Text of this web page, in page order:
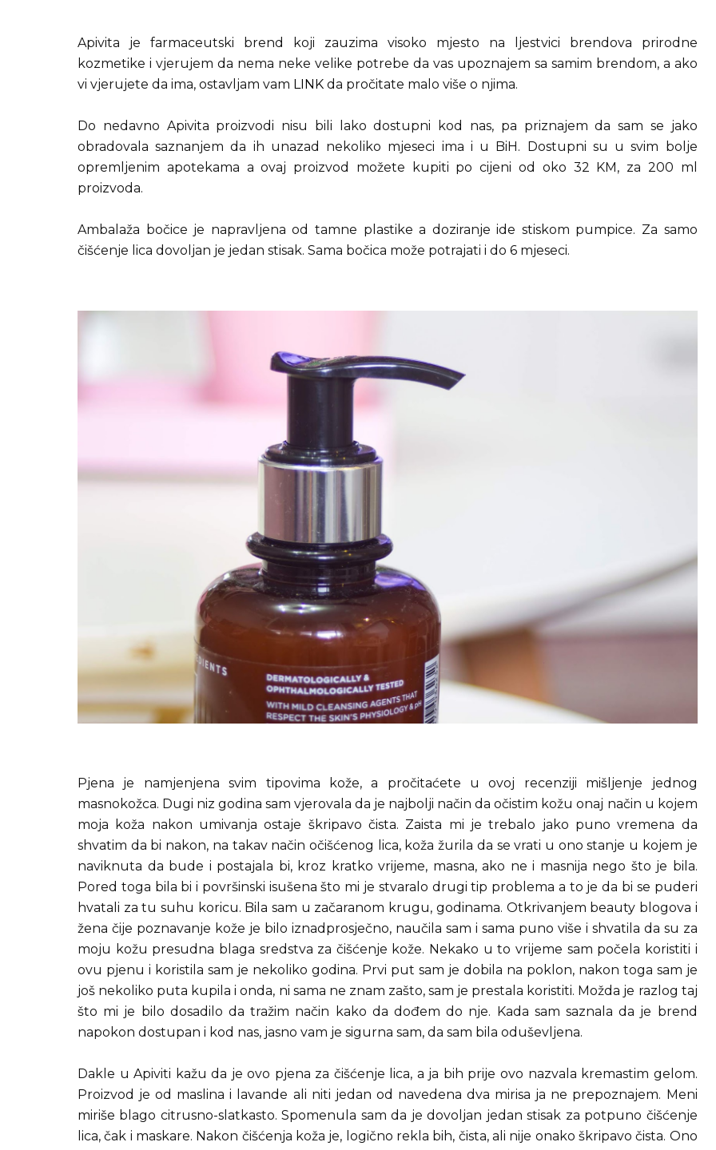
Apivita je farmaceutski brend koji zauzima visoko mjesto na ljestvici brendova prirodne
kozmetike i vjerujem da nema neke velike potrebe da vas upoznajem sa samim brendom, a ako
vi vjerujete da ima, ostavljam vam LINK da pročitate malo više o njima.
Do nedavno Apivita proizvodi nisu bili lako dostupni kod nas, pa priznajem da sam se jako
obradovala saznanjem da ih unazad nekoliko mjeseci ima i u BiH. Dostupni su u svim bolje
opremljenim apotekama a ovaj proizvod možete kupiti po cijeni od oko 32 KM, za 200 ml
proizvoda.
Ambalaža bočice je napravljena od tamne plastike a doziranje ide stiskom pumpice. Za samo
čišćenje lica dovoljan je jedan stisak. Sama bočica može potrajati i do 6 mjeseci.
Pjena je namjenjena svim tipovima kože, a pročitaćete u ovoj recenziji mišljenje jednog
masnokožca. Dugi niz godina sam vjerovala da je najbolji način da očistim kožu onaj način u kojem
moja koža nakon umivanja ostaje škripavo čista. Zaista mi je trebalo jako puno vremena da
shvatim da bi nakon, na takav način očišćenog lica, koža žurila da se vrati u ono stanje u kojem je
naviknuta da bude i postajala bi, kroz kratko vrijeme, masna, ako ne i masnija nego što je bila.
Pored toga bila bi i površinski isušena što mi je stvaralo drugi tip problema a to je da bi se puderi
hvatali za tu suhu koricu. Bila sam u začaranom krugu, godinama. Otkrivanjem beauty blogova i
žena čije poznavanje kože je bilo iznadprosječno, naučila sam i sama puno više i shvatila da su za
moju kožu presudna blaga sredstva za čišćenje kože. Nekako u to vrijeme sam počela koristiti i
ovu pjenu i koristila sam je nekoliko godina. Prvi put sam je dobila na poklon, nakon toga sam je
još nekoliko puta kupila i onda, ni sama ne znam zašto, sam je prestala koristiti. Možda je razlog taj
što mi je bilo dosadilo da tražim način kako da dođem do nje. Kada sam saznala da je brend
napokon dostupan i kod nas, jasno vam je sigurna sam, da sam bila oduševljena.
Dakle u Apiviti kažu da je ovo pjena za čišćenje lica, a ja bih prije ovo nazvala kremastim gelom.
Proizvod je od maslina i lavande ali niti jedan od navedena dva mirisa ja ne prepoznajem. Meni
miriše blago citrusno-slatkasto. Spomenula sam da je dovoljan jedan stisak za potpuno čišćenje
lica, čak i maskare. Nakon čišćenja koža je, logično rekla bih, čista, ali nije onako škripavo čista. Ono